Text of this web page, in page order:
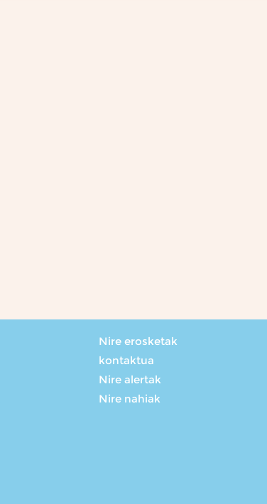
Nire erosketak
kontaktua
Nire alertak
Nire nahiak